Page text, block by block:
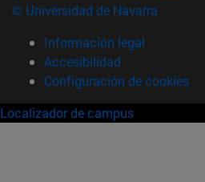
© Universidad de Navarra
Información legal
Accesibilidad
Configuración de cookies
Localizador de campus